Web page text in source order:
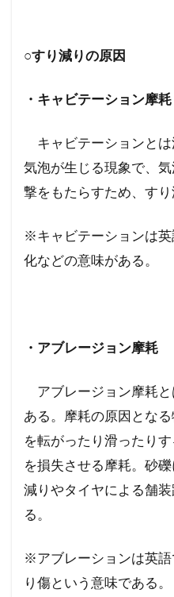
○すり減りの原因
・キャビテーション摩耗
キャビテーションと
気泡が生じる現象で、
撃をもたらすため、すり
※キャビテーションは
化などの意味がある。
・アブレージョン摩耗
アブレージョン摩耗
ある。摩耗の原因とな
を転がったり滑ったり
を損失させる摩耗。砂
減りやタイヤによる舗
る。
※アブレーションは英
り傷という意味である。